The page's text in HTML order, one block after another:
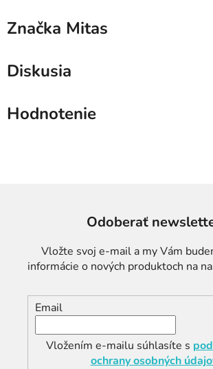
Značka Mitas
Diskusia
Hodnotenie
Odoberať
Vložte svoj e-mail a my Vám
informácie o nových produktoch na
Email
Vložením e-mailu súhlasíte s
ochrany osobných